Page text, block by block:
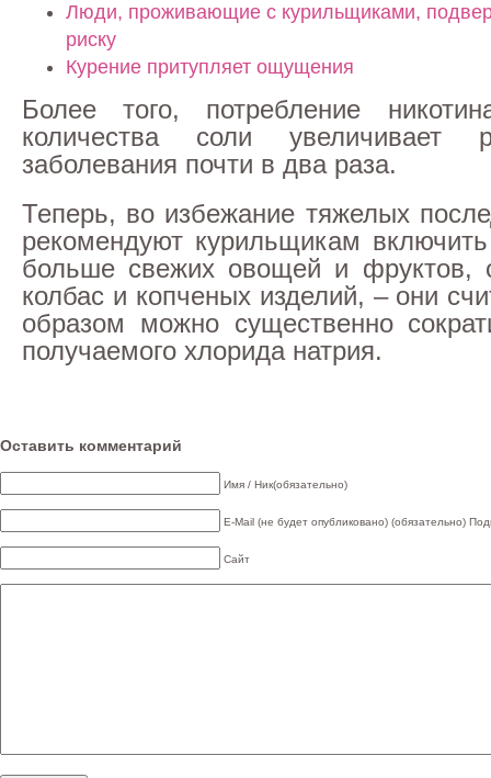
Люди, проживающие с курильщиками,
риску
Курение притупляет ощущения
Более того, потребление
количества соли увеличивает
заболевания почти в два раза.
Теперь, во избежание тяжелых
рекомендуют курильщикам
больше свежих овощей и фруктов,
колбас и копченых изделий, – они
образом можно существенно
получаемого хлорида натрия.
Оставить комментарий
Имя / Ник(обязательно)
E-Mail (не будет опубликовано) (обязательно)
Сайт